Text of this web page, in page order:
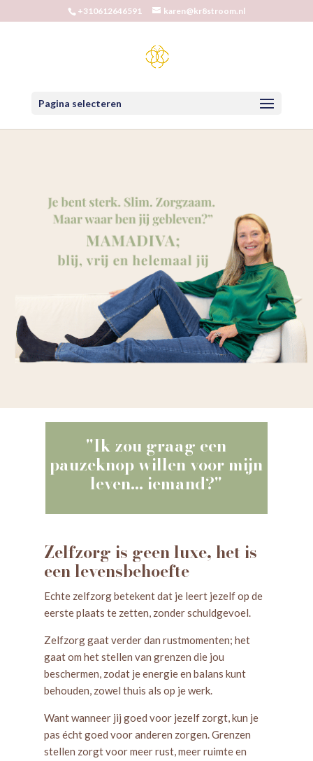
+310612646591 karen@kr8stroom.nl
Pagina selecteren
"Ik zou graag een
pauzeknop willen voor mijn
leven... iemand?"
Zelfzorg is geen luxe, het is
een levensbehoefte
Echte zelfzorg betekent dat je leert jezelf op de
eerste plaats te zetten, zonder schuldgevoel.
Zelfzorg gaat verder dan rustmomenten; het
gaat om het stellen van grenzen die jou
beschermen, zodat je energie en balans kunt
behouden, zowel thuis als op je werk.
Want wanneer jij goed voor jezelf zorgt, kun je
pas écht goed voor anderen zorgen. Grenzen
stellen zorgt voor meer rust, meer ruimte en